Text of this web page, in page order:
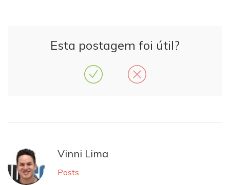
Esta postagem foi útil?
Vinni Lima
Posts